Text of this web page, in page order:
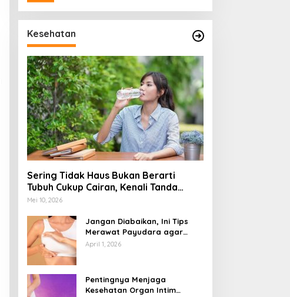
Kesehatan
Sering Tidak Haus Bukan Berarti
Tubuh Cukup Cairan, Kenali Tanda
Dehidrasi Ringan
Mei 10, 2026
Jangan Diabaikan, Ini Tips
Merawat Payudara agar
Tetap Sehat dan Terhindar
April 1, 2026
Pentingnya Menjaga
Kesehatan Organ Intim